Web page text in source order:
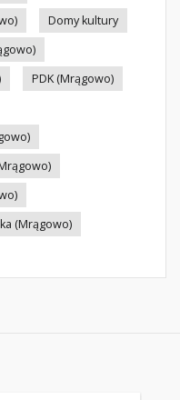
Domy kultury
PDK (Mrągowo)
(Mrągowo)